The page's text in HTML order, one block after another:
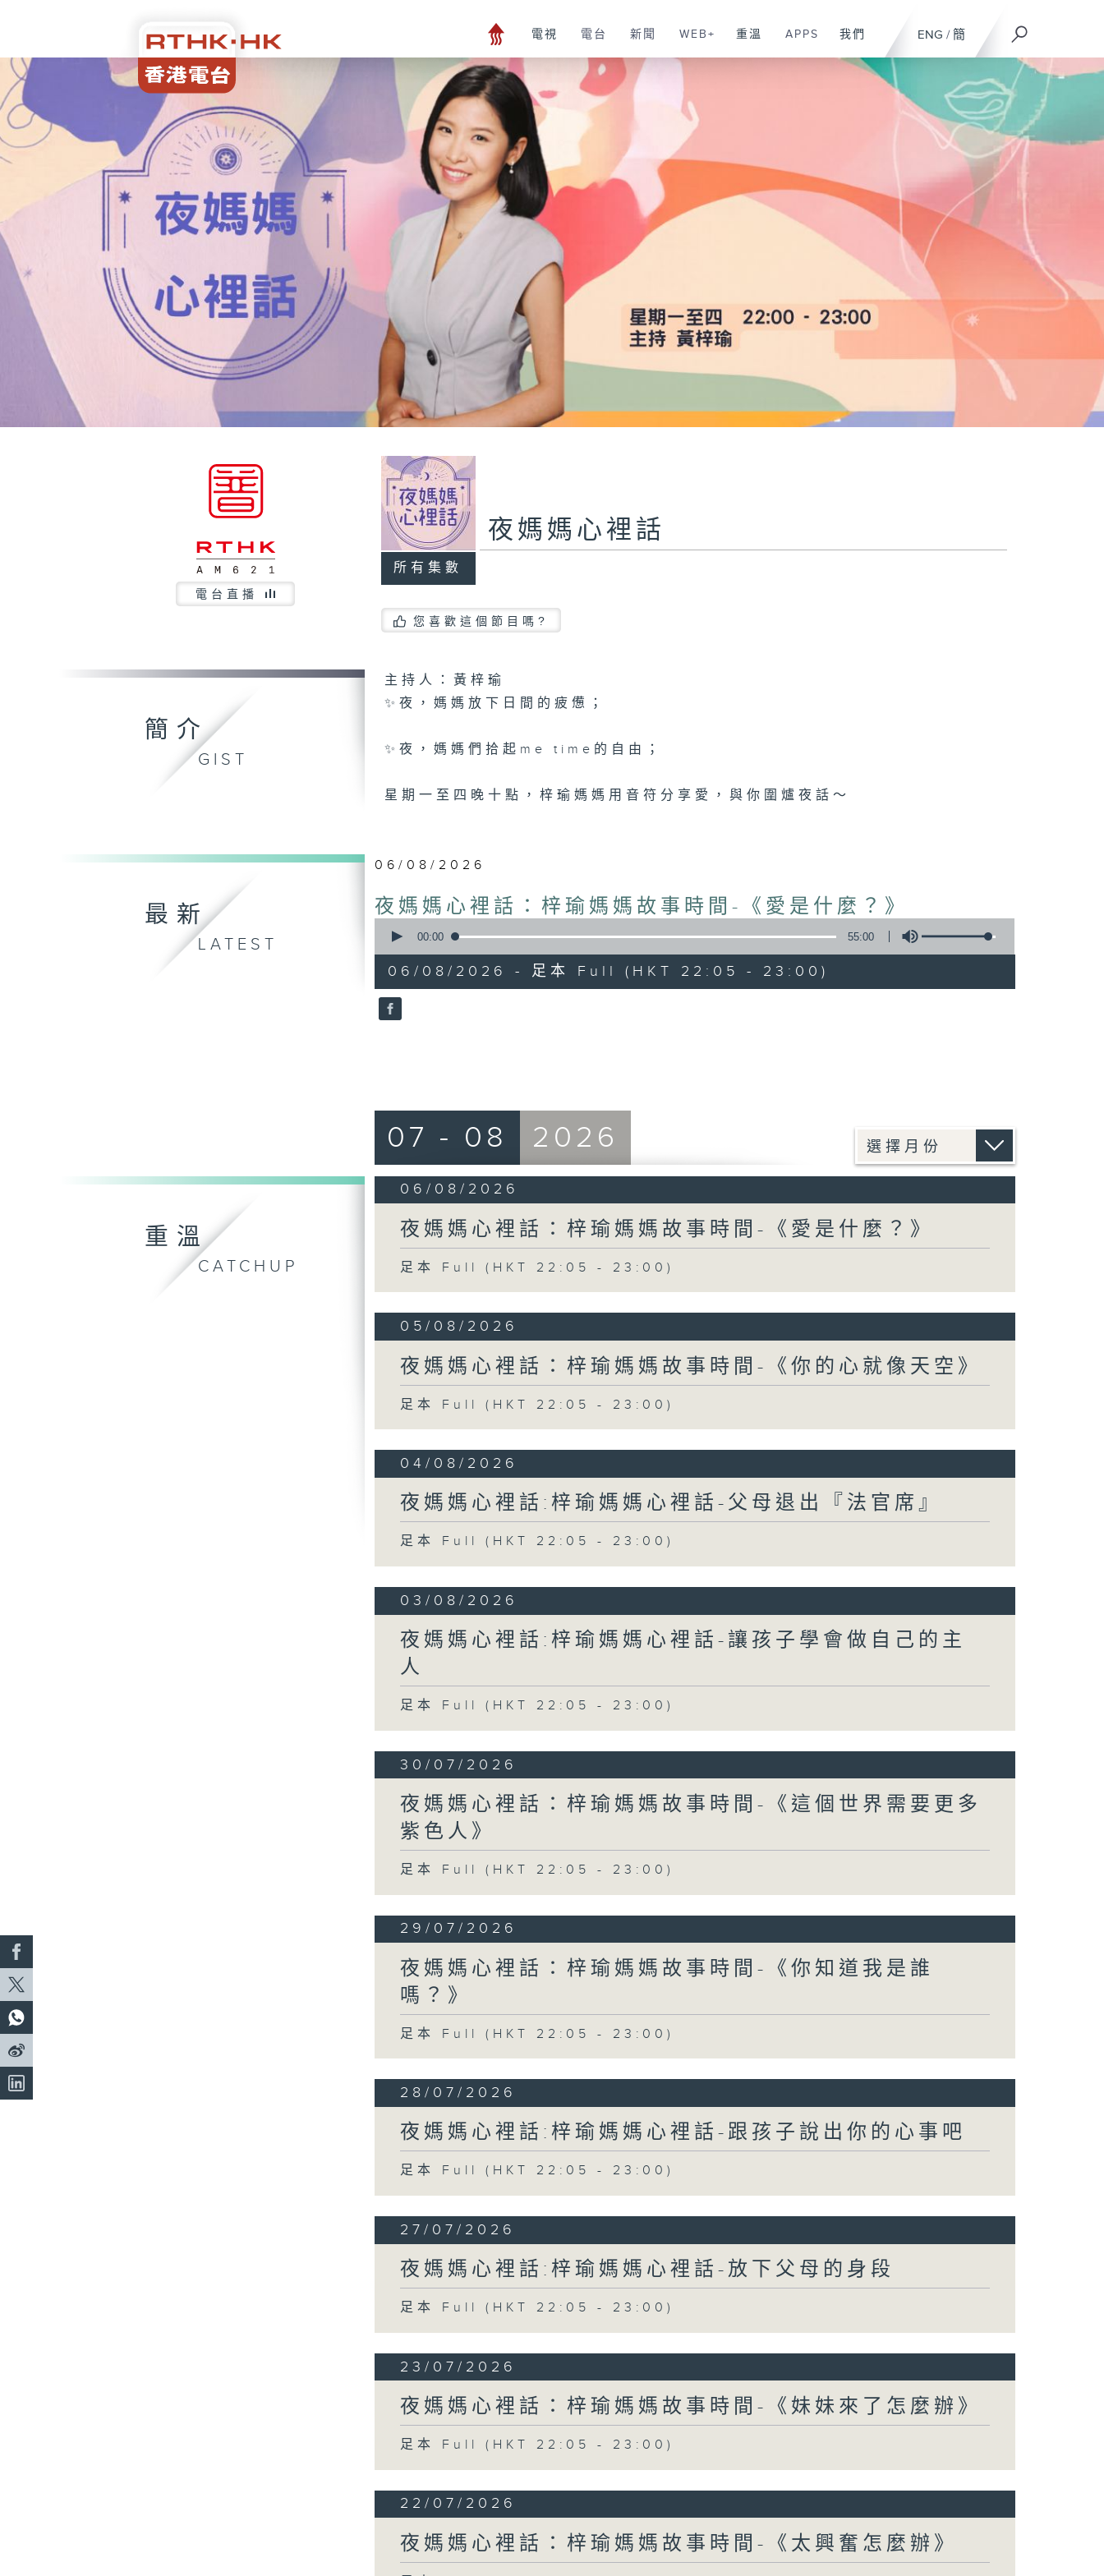
ENG / 簡
電視 電台 新聞 WEB+ 重溫 APPS 我們
電台直播
所有集數
夜媽媽心裡話
您喜歡這個節目嗎?
簡介
GIST
主持人：黃梓瑜
✨夜，媽媽放下日間的疲憊；
✨夜，媽媽們拾起me time的自由；
星期一至四晚十點，梓瑜媽媽用音符分享愛，與你圍爐夜話～
最新
LATEST
06/08/2026
夜媽媽心裡話：梓瑜媽媽故事時間-《愛是什麼？》
seconds
55
minutes,
0
seconds
90%
00:00 55:00
06/08/2026 - 足本 Full (HKT 22:05 - 23:00)
重溫
CATCHUP
07 - 08 2026
06/08/2026
夜媽媽心裡話：梓瑜媽媽故事時間-《愛是什麼？》
足本 Full (HKT 22:05 - 23:00)
05/08/2026
夜媽媽心裡話：梓瑜媽媽故事時間-《你的心就像天空》
足本 Full (HKT 22:05 - 23:00)
04/08/2026
夜媽媽心裡話:梓瑜媽媽心裡話-父母退出『法官席』
足本 Full (HKT 22:05 - 23:00)
03/08/2026
夜媽媽心裡話:梓瑜媽媽心裡話-讓孩子學會做自己的主
人
足本 Full (HKT 22:05 - 23:00)
30/07/2026
夜媽媽心裡話：梓瑜媽媽故事時間-《這個世界需要更多
紫色人》
足本 Full (HKT 22:05 - 23:00)
29/07/2026
夜媽媽心裡話：梓瑜媽媽故事時間-《你知道我是誰
嗎？》
足本 Full (HKT 22:05 - 23:00)
28/07/2026
夜媽媽心裡話:梓瑜媽媽心裡話-跟孩子說出你的心事吧
足本 Full (HKT 22:05 - 23:00)
27/07/2026
夜媽媽心裡話:梓瑜媽媽心裡話-放下父母的身段
足本 Full (HKT 22:05 - 23:00)
23/07/2026
夜媽媽心裡話：梓瑜媽媽故事時間-《妹妹來了怎麼辦》
足本 Full (HKT 22:05 - 23:00)
22/07/2026
夜媽媽心裡話：梓瑜媽媽故事時間-《太興奮怎麼辦》